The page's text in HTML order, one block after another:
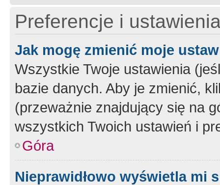
Preferencje i
Jak mogę zmienić moje
Wszystkie Twoje ustawienia
bazie danych. Aby je zmienić,
(przeważnie znajdujący się na
wszystkich Twoich ustawień i
Góra
Nieprawidłowo wyświetla mi